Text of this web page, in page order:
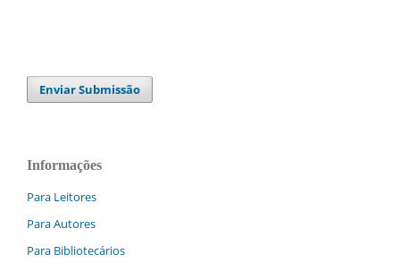
Enviar Submissão
Informações
Para Leitores
Para Autores
Para Bibliotecários